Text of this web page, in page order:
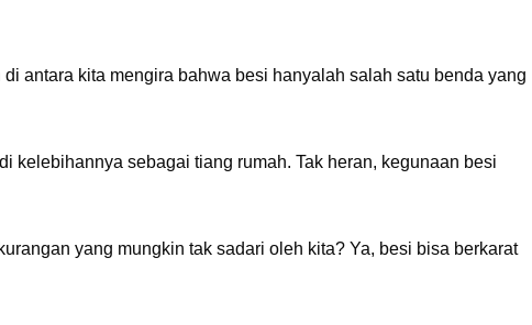
antara kita mengira bahwa besi hanyalah salah satu benda yang
kelebihannya sebagai tiang rumah. Tak heran, kegunaan besi
yang mungkin tak sadari oleh kita? Ya, besi bisa berkarat